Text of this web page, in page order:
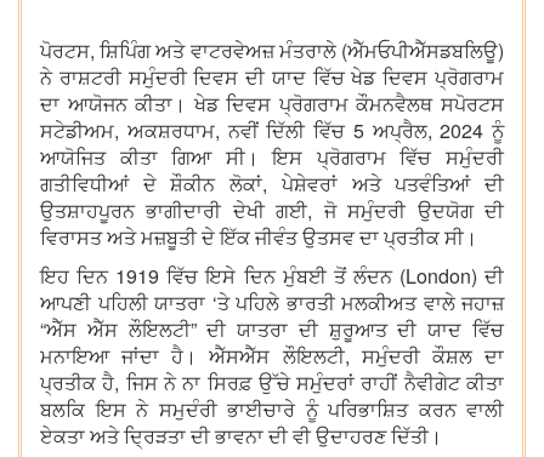
ਪੋਰਟਸ, ਸ਼ਿਪਿੰਗ ਅਤੇ ਵਾਟਰਵੇਅਜ਼ ਮੰਤਰਾਲੇ (ਐੱਮਓਪੀਐੱਸਡਬਲਿਊ)
ਨੇ ਰਾਸ਼ਟਰੀ ਸਮੁੰਦਰੀ ਦਿਵਸ ਦੀ ਯਾਦ ਵਿੱਚ ਖੇਡ ਦਿਵਸ ਪ੍ਰੋਗਰਾਮ
ਦਾ ਆਯੋਜਨ ਕੀਤਾ। ਖੇਡ ਦਿਵਸ ਪ੍ਰੋਗਰਾਮ ਕੌਮਨਵੈਲਥ ਸਪੋਰਟਸ
ਸਟੇਡੀਅਮ, ਅਕਸ਼ਰਧਾਮ, ਨਵੀਂ ਦਿੱਲੀ ਵਿੱਚ 5 ਅਪ੍ਰੈਲ, 2024 ਨੂੰ
ਆਯੋਜਿਤ ਕੀਤਾ ਗਿਆ ਸੀ। ਇਸ ਪ੍ਰੋਗਰਾਮ ਵਿੱਚ ਸਮੁੰਦਰੀ
ਗਤੀਵਿਧੀਆਂ ਦੇ ਸ਼ੌਕੀਨ ਲੋਕਾਂ, ਪੇਸ਼ੇਵਰਾਂ ਅਤੇ ਪਤਵੰਤਿਆਂ ਦੀ
ਉਤਸ਼ਾਹਪੂਰਨ ਭਾਗੀਦਾਰੀ ਦੇਖੀ ਗਈ, ਜੋ ਸਮੁੰਦਰੀ ਉਦਯੋਗ ਦੀ
ਵਿਰਾਸਤ ਅਤੇ ਮਜ਼ਬੂਤੀ ਦੇ ਇੱਕ ਜੀਵੰਤ ਉਤਸਵ ਦਾ ਪ੍ਰਤੀਕ ਸੀ।
ਇਹ ਦਿਨ 1919 ਵਿੱਚ ਇਸੇ ਦਿਨ ਮੁੰਬਈ ਤੋਂ ਲੰਦਨ (London) ਦੀ
ਆਪਣੀ ਪਹਿਲੀ ਯਾਤਰਾ ‘ਤੇ ਪਹਿਲੇ ਭਾਰਤੀ ਮਲਕੀਅਤ ਵਾਲੇ ਜਹਾਜ਼
“ਐੱਸ ਐੱਸ ਲੌਇਲਟੀ” ਦੀ ਯਾਤਰਾ ਦੀ ਸ਼ੁਰੂਆਤ ਦੀ ਯਾਦ ਵਿੱਚ
ਮਨਾਇਆ ਜਾਂਦਾ ਹੈ। ਐੱਸਐੱਸ ਲੌਇਲਟੀ, ਸਮੁੰਦਰੀ ਕੌਸ਼ਲ ਦਾ
ਪ੍ਰਤੀਕ ਹੈ, ਜਿਸ ਨੇ ਨਾ ਸਿਰਫ਼ ਉੱਚੇ ਸਮੁੰਦਰਾਂ ਰਾਹੀਂ ਨੈਵੀਗੇਟ ਕੀਤਾ
ਬਲਕਿ ਇਸ ਨੇ ਸਮੁਦੰਰੀ ਭਾਈਚਾਰੇ ਨੂੰ ਪਰਿਭਾਸ਼ਿਤ ਕਰਨ ਵਾਲੀ
ਏਕਤਾ ਅਤੇ ਦ੍ਰਿੜਤਾ ਦੀ ਭਾਵਨਾ ਦੀ ਵੀ ਉਦਾਹਰਣ ਦਿੱਤੀ।